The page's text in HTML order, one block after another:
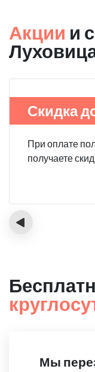
Акции и
Скидка
При оплате
получаете
‹
Мы